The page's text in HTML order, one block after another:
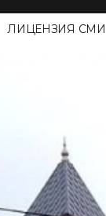
ЛИЦЕНЗИЯ СМИ